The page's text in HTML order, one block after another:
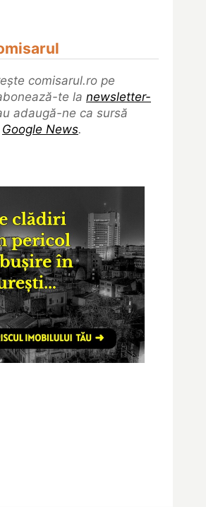
comisarul.ro pe
te la newsletter-
adaugă-ne ca sursă
Google News.